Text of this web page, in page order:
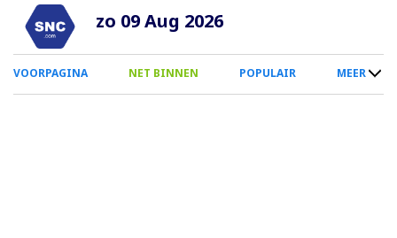
Overslaan
naar
inhoud
zo 09 Aug 2026
0
Smartphone
VOORPAGINA NET BINNEN POPULAIR MEER